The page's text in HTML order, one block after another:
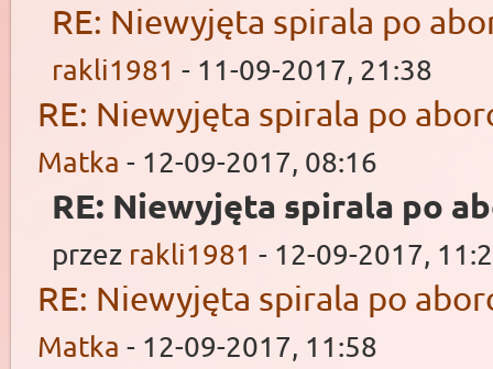
RE: Niewyjęta spirala po
rakli1981 - 11-09-2017, 21:38
RE: Niewyjęta spirala po
Matka - 12-09-2017, 08:16
RE: Niewyjęta spirala po
przez rakli1981 - 12-09-2017,
RE: Niewyjęta spirala po
Matka - 12-09-2017, 11:58